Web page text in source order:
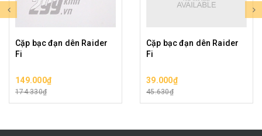
Cặp bạc đạn dên Raider
Fi
149.000₫
174.330₫
Cặp bạc đạn dên Raider
Fi
39.000₫
45.630₫